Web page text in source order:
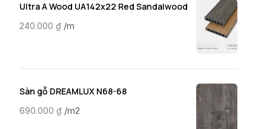
Ultra A Wood UA142x22 Red Sandalwood
240.000 ₫ /m
Sàn gỗ DREAMLUX N68-68
690.000 ₫ /m2